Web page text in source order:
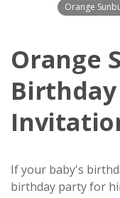
Orange
Orange
If your baby's
birthday party for